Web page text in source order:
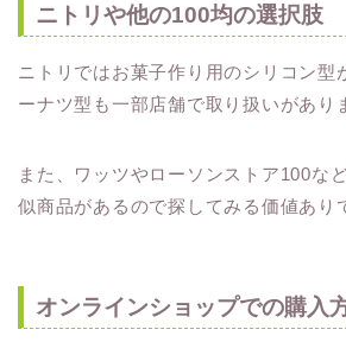
ニトリや他の100均の選択肢
ニトリではお菓子作り用のシリコン型
ーナツ型も一部店舗で取り扱いがあり
また、ワッツやローソンストア100な
似商品があるので探してみる価値あり
オンラインショップでの購入